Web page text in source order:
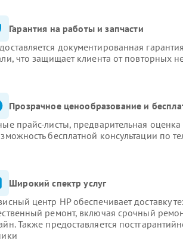
Гарантия на работы и запчасти
документированная
что защищает клиента от повторных
Прозрачное ценообразование и
прайс-листы, предварительная
бесплатной консультации по
Широкий спектр услуг
центр HP обеспечивает доставку
ремонт, включая срочный
Также предоставляется